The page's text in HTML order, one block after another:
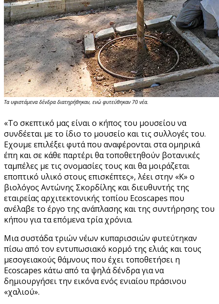
Τα υφιστάμενα δένδρα διατηρήθηκαν, ενώ φυτεύθηκαν 70 νέα.
«Το σκεπτικό μας είναι ο κήπος του μουσείου να
συνδέεται με το ίδιο το μουσείο και τις συλλογές του.
Εχουμε επιλέξει φυτά που αναφέρονται στα ομηρικά
έπη και σε κάθε παρτέρι θα τοποθετηθούν βοτανικές
ταμπέλες με τις ονομασίες τους και θα μοιράζεται
εποπτικό υλικό στους επισκέπτες», λέει στην «Κ» ο
βιολόγος Αντώνης Σκορδίλης και διευθυντής της
εταιρείας αρχιτεκτονικής τοπίου Ecoscapes που
ανέλαβε το έργο της ανάπλασης και της συντήρησης του
κήπου για τα επόμενα τρία χρόνια.
Μια συστάδα τριών νέων κυπαρισσιών φυτεύτηκαν
πίσω από τον εντυπωσιακό κορμό της ελιάς και τους
μεσογειακούς θάμνους που έχει τοποθετήσει η
Ecoscapes κάτω από τα ψηλά δένδρα για να
δημιουργήσει την εικόνα ενός ενιαίου πράσινου
«χαλιού».